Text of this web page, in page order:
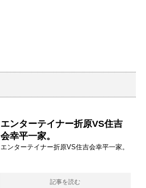
エンターテイナー折原VS住吉
会幸平一家。
エンターテイナー折原VS住吉会幸平一家。
記事を読む